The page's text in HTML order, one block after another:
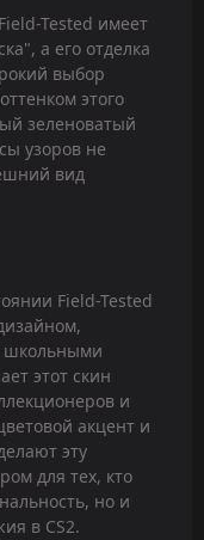
Tested имеет
а его отделка
выбор
этого
зеленоватый
узоров не
вид
Field-Tested
школьными
этот скин
и
акцент и
эту
для тех, кто
но и
в CS2.